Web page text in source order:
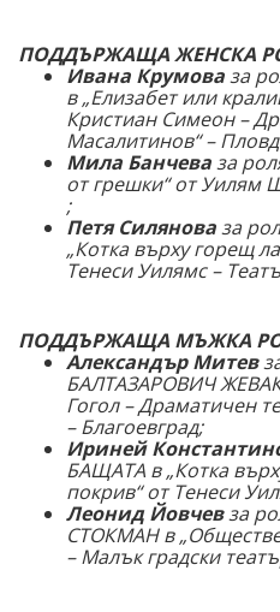
ПОДДЪРЖАЩА ЖЕНСКА
Ивана Крумоваза
в „Елизабет или
Кристиан Симеон –
Масалитинов“ –
Мила Банчеваза
от грешки“ от Уилям
;
Петя Силяноваза
„Котка върху горещ
Тенеси Уилямс –
ПОДДЪРЖАЩА МЪЖКА
Александър Митев
БАЛТАЗАРОВИЧ
Гогол – Драматичен
– Благоевград;
Ириней
БАЩАТА в „Котка
покрив“ от Тенеси
Леонид Йовчевза
СТОКМАН в
– Малък градски